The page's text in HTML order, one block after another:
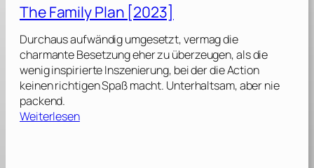
F
a
m
i
l
y
l
The Family Plan [2023]
Durchaus aufwändig umgesetzt, vermag die
charmante Besetzung eher zu überzeugen, als die
wenig inspirierte Inszenierung, bei der die Action
keinen richtigen Spaß macht. Unterhaltsam, aber nie
packend.
Weiterlesen: